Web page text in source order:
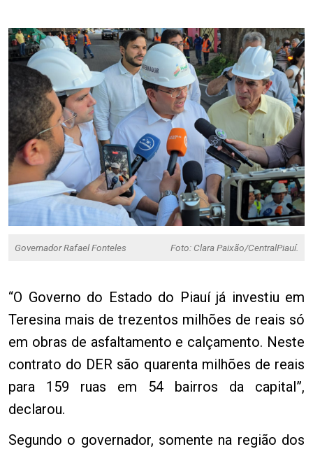
Governador Rafael Fonteles Foto: Clara Paixão/CentralPiauí.
“O Governo do Estado do Piauí já investiu em
Teresina mais de trezentos milhões de reais só
em obras de asfaltamento e calçamento. Neste
contrato do DER são quarenta milhões de reais
para 159 ruas em 54 bairros da capital”,
declarou.
Segundo o governador, somente na região dos